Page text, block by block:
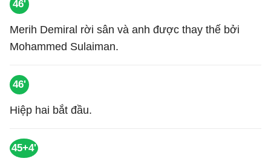
46'
Merih Demiral rời sân và anh được thay thế bởi
Mohammed Sulaiman.
46'
Hiệp hai bắt đầu.
45+4'